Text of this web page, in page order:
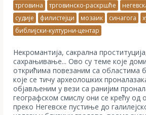
трговина
трговинско-раскршће
судије
филистејци мозаик синагога
библијски-културни-центар
Некромантија, сакрална
сахрањивање... Ово су теме које
открићима повезаним са областима
које се тичу археолошких
објављеним у вези са ранијим
географском смислу они се крећу од
преко Негевске пустиње до